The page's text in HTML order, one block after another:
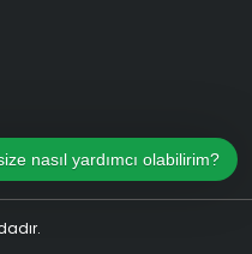
nasıl yardımcı olabilirim?